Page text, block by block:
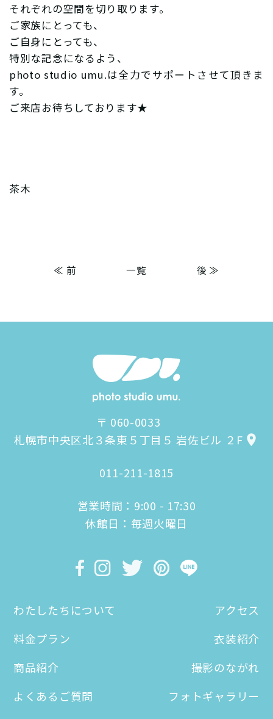
それぞれの空間を切り取ります。
ご家族にとっても、
ご自身にとっても、
特別な記念になるよう、
photo studio umu.は全力でサポートさせて頂きま
す。
ご来店お待ちしております★
茶木
≪ 前 一覧 後 ≫
〒 060-0033
札幌市中央区北３条東５丁目５ 岩佐ビル ２F
011-211-1815
営業時間：9:00 - 17:30
休館日：毎週火曜日
わたしたちについて
アクセス
料金プラン
衣装紹介
商品紹介
撮影のながれ
よくあるご質問
フォトギャラリー